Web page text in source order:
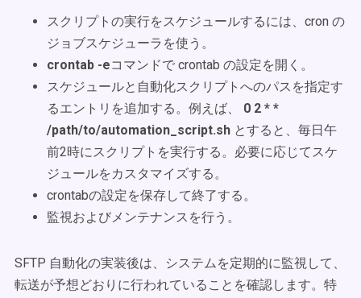
スクリプトの実行をスケジュールするには、cron の
ジョブスケジューラを使う。
crontab -eコマンドで crontab の設定を開く。
スケジュールと自動化スクリプトへのパスを指定す
るエントリを追加する。例えば、 0 2 * *
/path/to/automation_script.sh とすると、毎日午
前2時にスクリプトを実行する。必要に応じてスケ
ジュールをカスタマイズする。
crontabの設定を保存して終了する。
監視およびメンテナンスを行う。
SFTP 自動化の実装後は、システムを定期的に監視して、
転送が予想どおりに行われていることを確認します。特